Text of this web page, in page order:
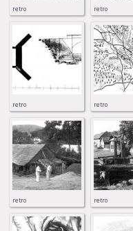
retro retro
retro retro
retro retro